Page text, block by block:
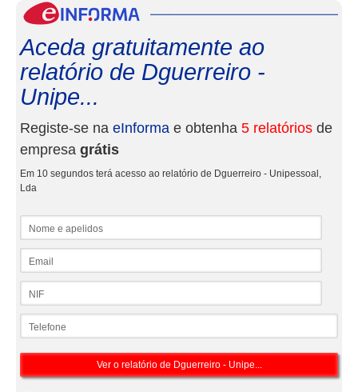
Aceda gratuitamente ao
relatório de Dguerreiro -
Unipe...
Registe-se na eInforma e obtenha 5 relatórios de
empresa grátis
Em 10 segundos terá acesso ao relatório de Dguerreiro - Unipessoal,
Lda